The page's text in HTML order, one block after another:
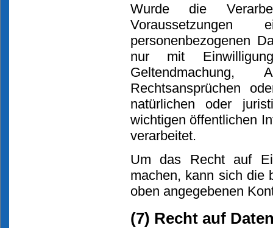
Wurde die
personenbezogenen
nur mit
Rechtsansprüchen
natürlichen oder
wichtigen öffentlichen
verarbeitet.
Um das Recht auf
machen, kann sich die
oben angegebenen
(7) Recht auf